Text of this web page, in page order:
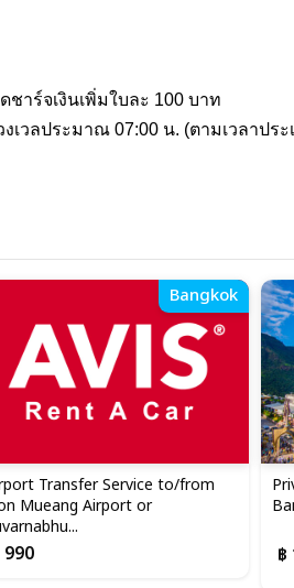
าร์จเงินเพิ่มใบละ 100 บาท
วลประมาณ 07:00 น. (ตามเวลาประ
Bangkok
Transfer Service to/from
Mueang Airport or
990 ฿